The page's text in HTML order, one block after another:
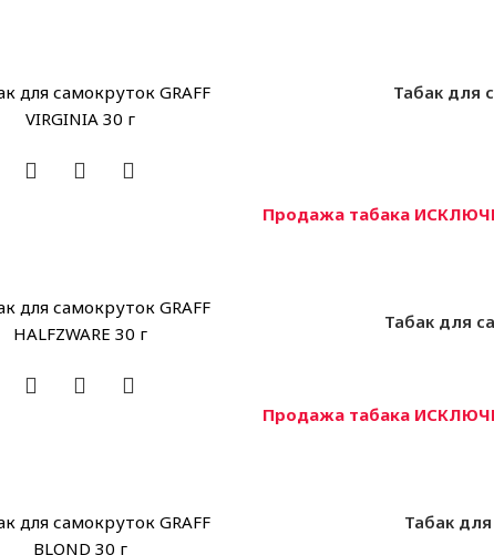
Табак для
Продажа табака
Табак для
Продажа табака
Табак для